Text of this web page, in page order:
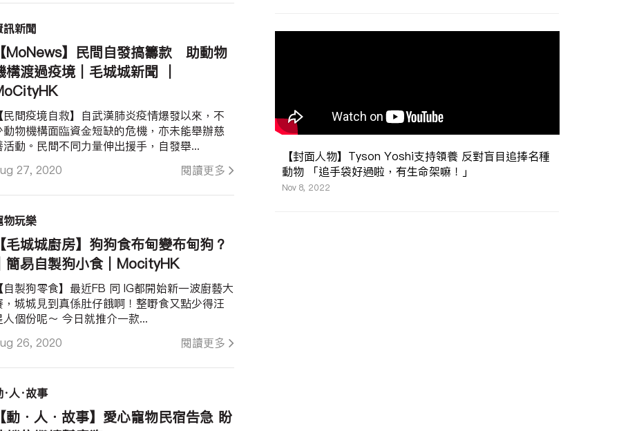
訊新聞
MoNews】民間自發搞籌款 助動物
構渡過疫境｜毛城城新聞 ｜
27, 2020 閱讀更多
民間疫境自救】自武漢肺炎疫情爆發以來，不
動物機構面臨資金短缺的危機，亦未能舉辦慈
活動。民間不同力量伸出援手，自發舉...
物玩樂
毛城城廚房】狗狗食布甸變布甸狗？
簡易自製狗小食｜MocityHK
26, 2020 閱讀更多
自製狗零食】最近FB 同 IG都開始新一波廚藝大
，城城見到真係肚仔餓啊！整嘢食又點少得汪
人個份呢～ 今日就推介一款...
·人·故事
動．人．故事】愛心寵物民宿告急 盼
【封面人物】Tyson Yoshi支持領養 反對盲目追捧名種
動物 「追手袋好過啦，有生命架嘛！」
Nov 8, 2022